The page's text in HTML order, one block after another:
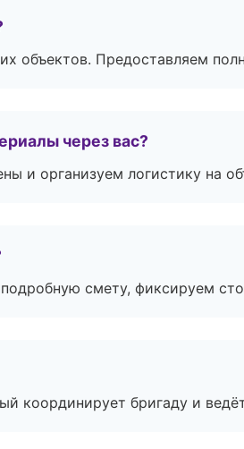
объектов. Предоставляем
через вас?
и организуем логистику на
смету, фиксируем
координирует бригаду и